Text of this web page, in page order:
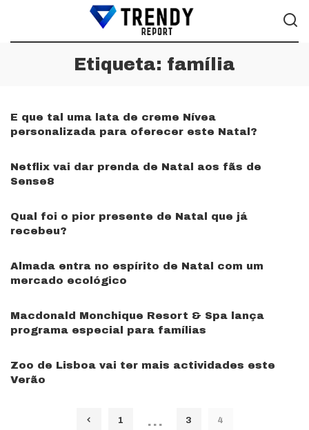
Etiqueta: família
E que tal uma lata de creme Nívea
personalizada para oferecer este Natal?
Netflix vai dar prenda de Natal aos fãs de
Sense8
Qual foi o pior presente de Natal que já
recebeu?
Almada entra no espírito de Natal com um
mercado ecológico
Macdonald Monchique Resort & Spa lança
programa especial para famílias
Zoo de Lisboa vai ter mais actividades este
Verão
1 … 3 4